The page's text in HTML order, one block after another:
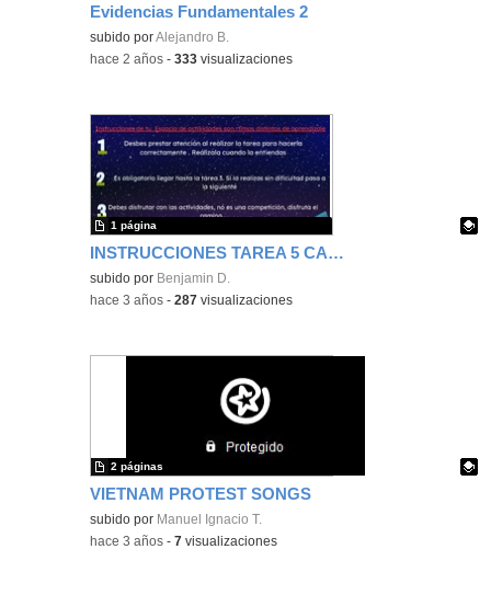
Evidencias Fundamentales 2
subido porAlejandro B.
-hace 2 años -333 visualizaciones
INSTRUCCIONES TAREA 5 CANVA
Contenido educativo.
subido por Benjamin D.
1 página
-hace 3 años -287 visualizaciones
VIETNAM PROTEST SONGS
Contenido educativo.
subido por Manuel Ignacio T.
2 páginas
-hace 3 años -7 visualizaciones